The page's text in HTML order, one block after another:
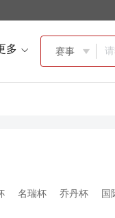
多  赛事 
名瑞杯 乔丹杯 国